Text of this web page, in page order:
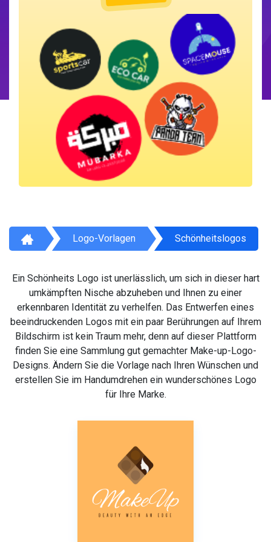
Logo-Vorlagen Schönheitslogos
Ein Schönheits Logo ist unerlässlich, um sich in dieser hart
umkämpften Nische abzuheben und Ihnen zu einer
erkennbaren Identität zu verhelfen. Das Entwerfen eines
beeindruckenden Logos mit ein paar Berührungen auf Ihrem
Bildschirm ist kein Traum mehr, denn auf dieser Plattform
finden Sie eine Sammlung gut gemachter Make-up-Logo-
Designs. Ändern Sie die Vorlage nach Ihren Wünschen und
erstellen Sie im Handumdrehen ein wunderschönes Logo
für Ihre Marke.